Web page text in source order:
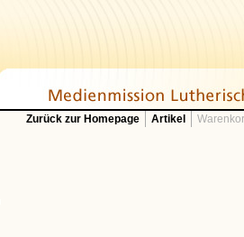
Zurück zur Homepage Artikel